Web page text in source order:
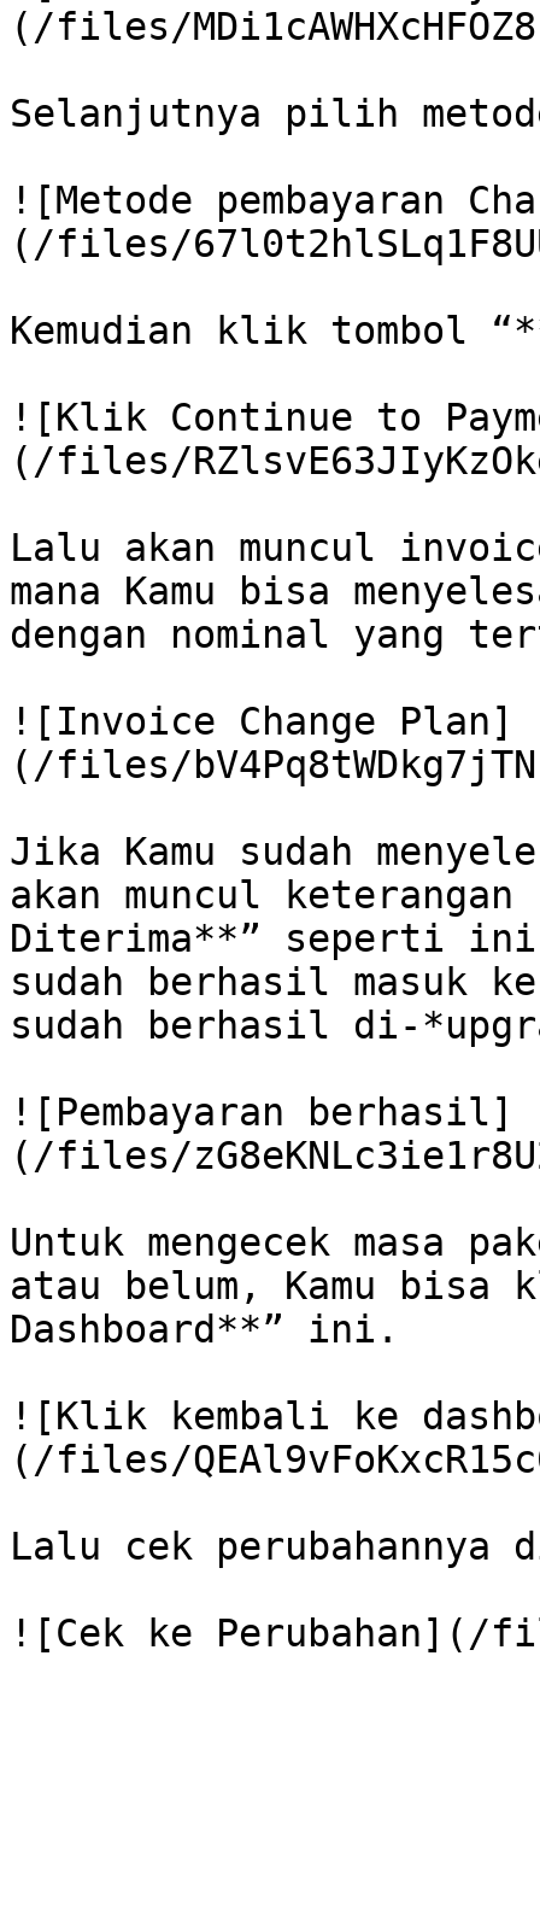
(/files/
Selanjutnya pilih
![Metode pembayaran
(/files/
Kemudian klik tombol
![Klik Continue to
(/files/
Lalu akan muncul
mana Kamu bisa
dengan nominal yang
![Invoice Change Plan]
(/files/
Jika Kamu sudah
akan muncul keterangan
Diterima**” seperti ini.
sudah berhasil masuk
sudah berhasil di-
![Pembayaran berhasil]
(/files/
Untuk mengecek masa
atau belum, Kamu bisa
Dashboard**” ini.
![Klik kembali ke
(/files/
Lalu cek